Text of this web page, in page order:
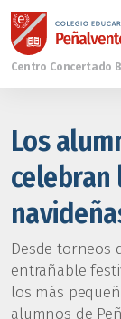
Los
celebran
Desde torneos
entrañable
los más
alumnos de